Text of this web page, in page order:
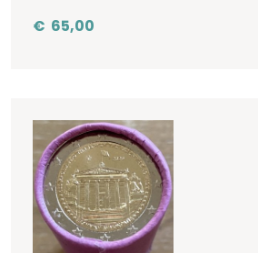
€ 65,00